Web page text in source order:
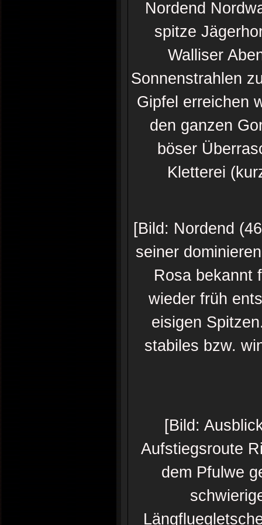
Nordend
spitze
Walliser
Sonnenstrahlen
Gipfel erreichen
den ganzen
böser
Kletterei
[Bild: Nordend
seiner
Rosa bekannt
wieder früh
eisigen
stabiles bzw.
[Bild:
Aufstiegsroute
dem Pfulwe